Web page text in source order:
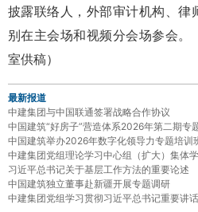
披露联络人，外部审计机构、律
别在主会场和视频分会场参会。
室供稿）
最新报道
中建集团与中国联通签署战略合作协议
中国建筑“好房子”营造体系2026年第二期专
中国建筑举办2026年数字化领导力专题培训
中建集团党组理论学习中心组（扩大）集体
习近平总书记关于基层工作方法的重要论述
中国建筑独立董事赴新疆开展专题调研
中建集团党组学习贯彻习近平总书记重要讲